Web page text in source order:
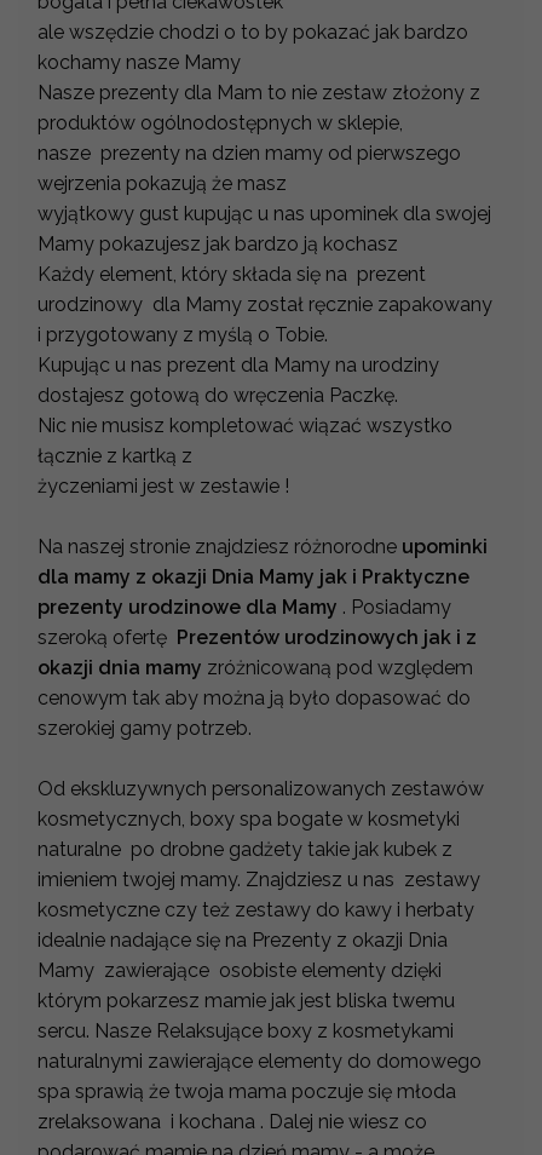
ale wszędzie chodzi o to by pokazać jak bardzo
kochamy nasze Mamy
Nasze prezenty dla Mam to nie zestaw złożony z
produktów ogólnodostępnych w sklepie,
nasze prezenty na dzien mamy od pierwszego
wejrzenia pokazują że masz
wyjątkowy gust kupując u nas upominek dla swojej
Mamy pokazujesz jak bardzo ją kochasz
Każdy element, który składa się na prezent
urodzinowy dla Mamy został ręcznie zapakowany
i przygotowany z myślą o Tobie.
Kupując u nas prezent dla Mamy na urodziny
dostajesz gotową do wręczenia Paczkę.
Nic nie musisz kompletować wiązać wszystko
łącznie z kartką z
życzeniami jest w zestawie !
Na naszej stronie znajdziesz różnorodne upominki
dla mamy z okazji Dnia Mamy jak i Praktyczne
prezenty urodzinowe dla Mamy . Posiadamy
szeroką ofertę Prezentów urodzinowych jak i z
okazji dnia mamy zróżnicowaną pod względem
cenowym tak aby można ją było dopasować do
szerokiej gamy potrzeb.
Od ekskluzywnych personalizowanych zestawów
kosmetycznych, boxy spa bogate w kosmetyki
naturalne po drobne gadżety takie jak kubek z
imieniem twojej mamy. Znajdziesz u nas zestawy
kosmetyczne czy też zestawy do kawy i herbaty
idealnie nadające się na Prezenty z okazji Dnia
Mamy zawierające osobiste elementy dzięki
którym pokarzesz mamie jak jest bliska twemu
sercu. Nasze Relaksujące boxy z kosmetykami
naturalnymi zawierające elementy do domowego
spa sprawią że twoja mama poczuje się młoda
zrelaksowana i kochana . Dalej nie wiesz co